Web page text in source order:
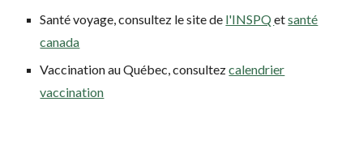
Santé voyage, consultez le site de l'INSPQetsanté
canada
Vaccination au Québec, consultezcalendrier
vaccination